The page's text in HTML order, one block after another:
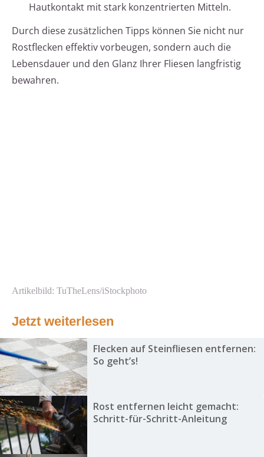
Hautkontakt mit stark konzentrierten Mitteln.
Durch diese zusätzlichen Tipps können Sie nicht nur
Rostflecken effektiv vorbeugen, sondern auch die
Lebensdauer und den Glanz Ihrer Fliesen langfristig
bewahren.
Artikelbild: TuTheLens/iStockphoto
Jetzt weiterlesen
Flecken auf Steinfliesen entfernen:
So geht’s!
Rost entfernen leicht gemacht:
Schritt-für-Schritt-Anleitung